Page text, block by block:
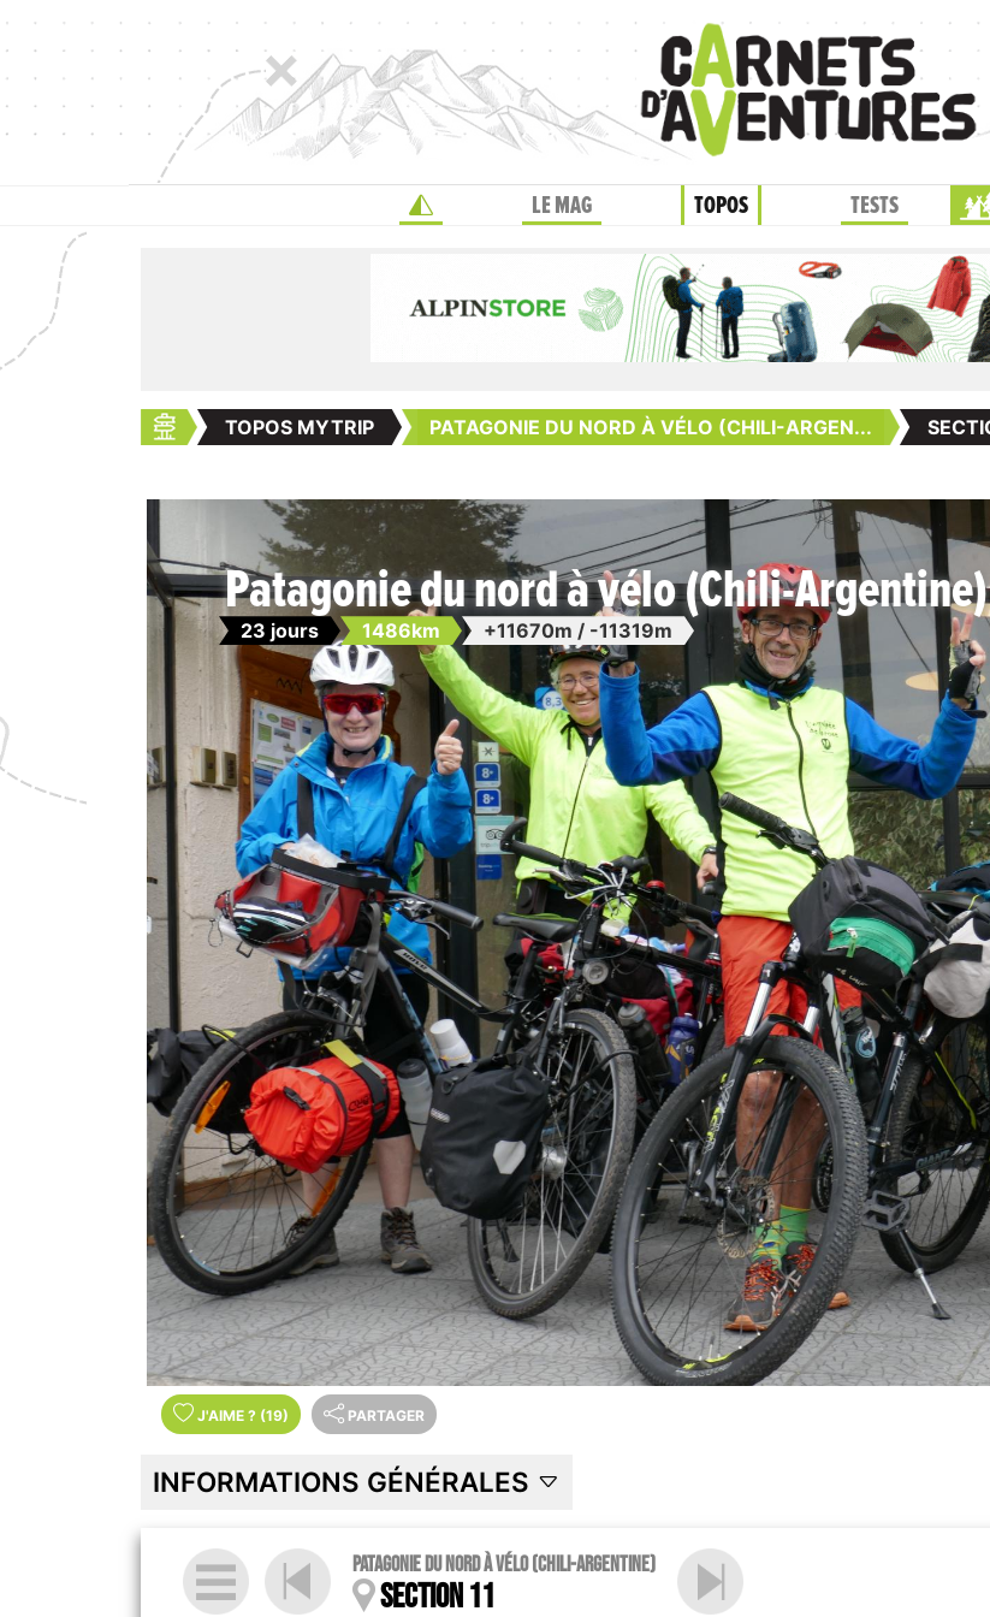
LE MAG TOPOS TESTS
TOPOS MYTRIP PATAGONIE DU NORD À VÉLO (CHILI-ARGEN...
Patagonie du nord à vélo (Chili-Argentine)
23 jours 1486km +11670m / -11319m
J'AIME ? (19) PARTAGER
INFORMATIONS GÉNÉRALES
Patagonie du nord à vélo (Chili-Argentine)
Section 11